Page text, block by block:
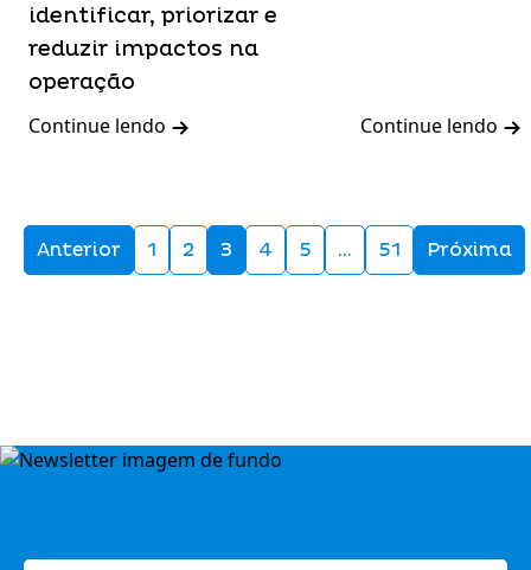
identificar, priorizar e
reduzir impactos na
operação
Continue lendo Continue lendo
Anterior 1 2 3 4 5 … 51 Próxima